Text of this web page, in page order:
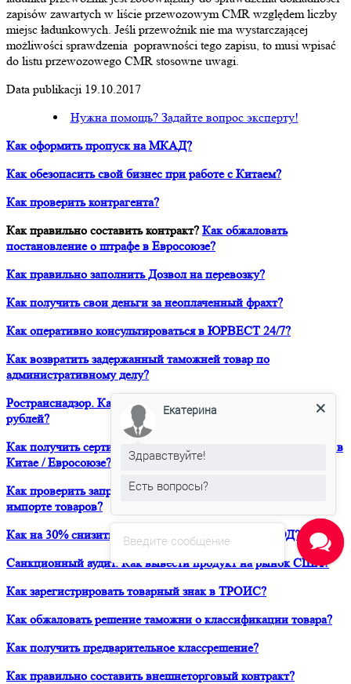
zapisów zawartych w liście przewozowym CMR względem liczby
miejsc ładunkowych. Jeśli przewoźnik nie ma wystarczającej
możliwości sprawdzenia poprawności tego zapisu, to musi wpisać
do listu przewozowego CMR stosowne uwagi.
Data publikacji 19.10.2017
Нужна помощь? Задайте вопрос эксперту!
Как оформить пропуск на МКАД?
Как обезопасить свой бизнес при работе с Китаем?
Как проверить контрагента?
Как правильно составить контракт? Как обжаловать
постановление о штрафе в Евросоюзе?
Как правильно заполнить Дозвол на перевозку?
Как получить свои деньги за неоплаченный фрахт?
Как оперативно консультироваться в ЮРВЕСТ 24/7?
Как возвратить задержанный таможней товар по
административному делу?
Ространснадзор. Как избежать штрафа в размере 200 000
рублей?
Как получить сертификат о форс-мажорных обстоятельствах в
Китае / Евросоюзе?
Как проверить запреты и ограничения при транзите и
импорте товаров?
Как на 30% снизить расходы своей компании на ВЭД?
Санкционный аудит. Как вывести продукт на рынок США?
Как зарегистрировать товарный знак в ТРОИС?
Как обжаловать решение таможни о классификации товара?
Как получить предварительное классрешение?
Как правильно составить внешнеторговый контракт?
Введите сообщение
Екатерина
Здравствуйте!
Есть вопросы?